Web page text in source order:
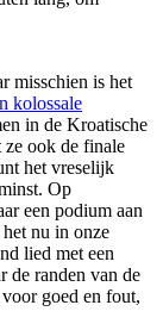
misschien is het
kolossale
in de Kroatische
ook de finale
het vreselijk
Op
een podium aan
nu in onze
lied met een
de randen van de
goed en fout,